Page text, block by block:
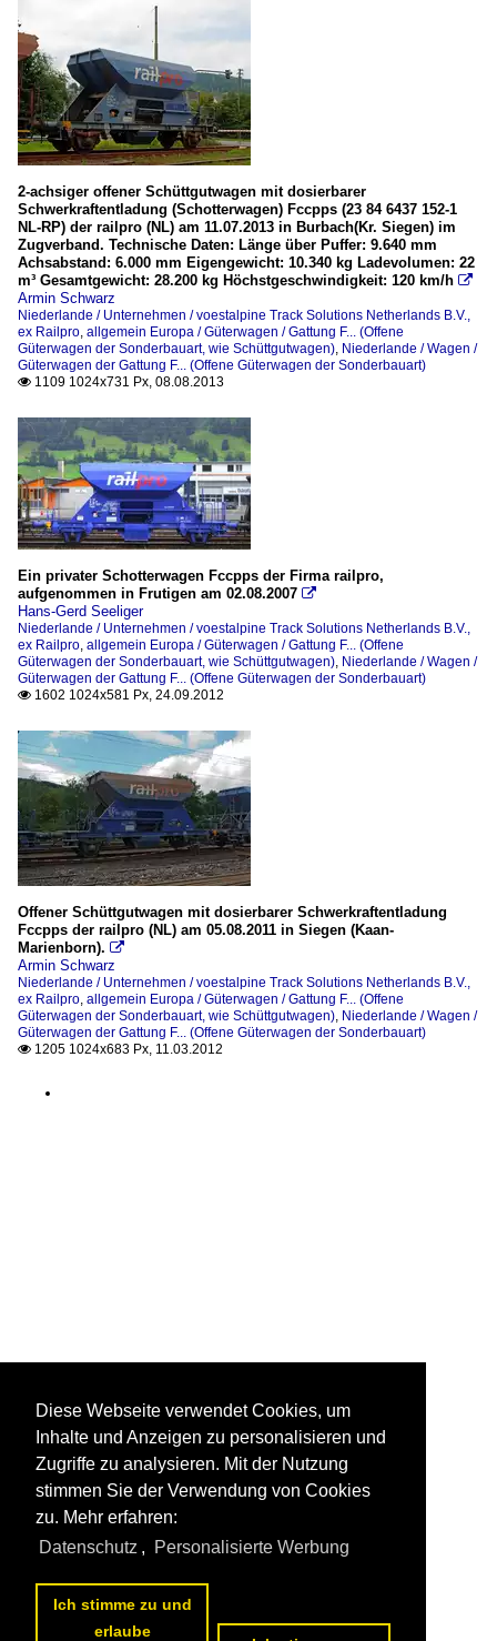
2-achsiger offener Schüttgutwagen mit dosierbarer
Schwerkraftentladung (Schotterwagen) Fccpps (23 84 6437 152-1
NL-RP) der railpro (NL) am 11.07.2013 in Burbach(Kr. Siegen) im
Zugverband. Technische Daten: Länge über Puffer: 9.640 mm
Achsabstand: 6.000 mm Eigengewicht: 10.340 kg Ladevolumen: 22
m³ Gesamtgewicht: 28.200 kg Höchstgeschwindigkeit: 120 km/h 
Armin Schwarz
Niederlande / Unternehmen / voestalpine Track Solutions Netherlands B.V.,
ex Railpro, allgemein Europa / Güterwagen / Gattung F... (Offene
Güterwagen der Sonderbauart, wie Schüttgutwagen), Niederlande / Wagen /
Güterwagen der Gattung F... (Offene Güterwagen der Sonderbauart)
 1109 1024x731 Px, 08.08.2013
Ein privater Schotterwagen Fccpps der Firma railpro,
aufgenommen in Frutigen am 02.08.2007 
Hans-Gerd Seeliger
Niederlande / Unternehmen / voestalpine Track Solutions Netherlands B.V.,
ex Railpro, allgemein Europa / Güterwagen / Gattung F... (Offene
Güterwagen der Sonderbauart, wie Schüttgutwagen), Niederlande / Wagen /
Güterwagen der Gattung F... (Offene Güterwagen der Sonderbauart)
 1602 1024x581 Px, 24.09.2012
Offener Schüttgutwagen mit dosierbarer Schwerkraftentladung
Fccpps der railpro (NL) am 05.08.2011 in Siegen (Kaan-
Marienborn). 
Armin Schwarz
Niederlande / Unternehmen / voestalpine Track Solutions Netherlands B.V.,
ex Railpro, allgemein Europa / Güterwagen / Gattung F... (Offene
Güterwagen der Sonderbauart, wie Schüttgutwagen), Niederlande / Wagen /
Güterwagen der Gattung F... (Offene Güterwagen der Sonderbauart)
 1205 1024x683 Px, 11.03.2012
Diese Webseite verwendet Cookies, um
Inhalte und Anzeigen zu personalisieren und
Zugriffe zu analysieren. Mit der Nutzung
stimmen Sie der Verwendung von Cookies
zu. Mehr erfahren:
Datenschutz , Personalisierte Werbung
Ich stimme zu und
erlaube